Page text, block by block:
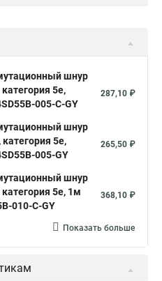
шнур
5е,
005-C-GY
287,10 ₽
шнур
5е,
005-GY
265,50 ₽
шнур
5е, 1м
010-C-GY
368,10 ₽
Показать больше